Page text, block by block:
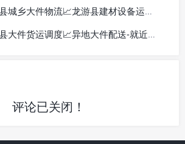
乡大件物流📈龙游县建材设备运输-专线直达
大件货运调度📈异地大件配送-就近发车
评论已关闭！